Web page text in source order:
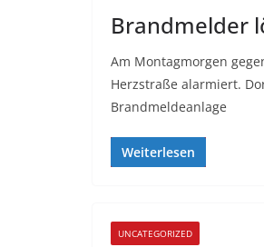
Brandmelder
Am Montagmorgen
Herzstraße alarmiert.
Brandmeldeanlage
Weiterlesen
UNCATEGORIZED